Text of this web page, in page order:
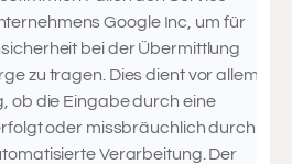
Google Inc, um für
bei der Übermittlung
zu tragen. Dies dient vor allem
ob die Eingabe durch eine
oder missbräuchlich durch
Verarbeitung. Der